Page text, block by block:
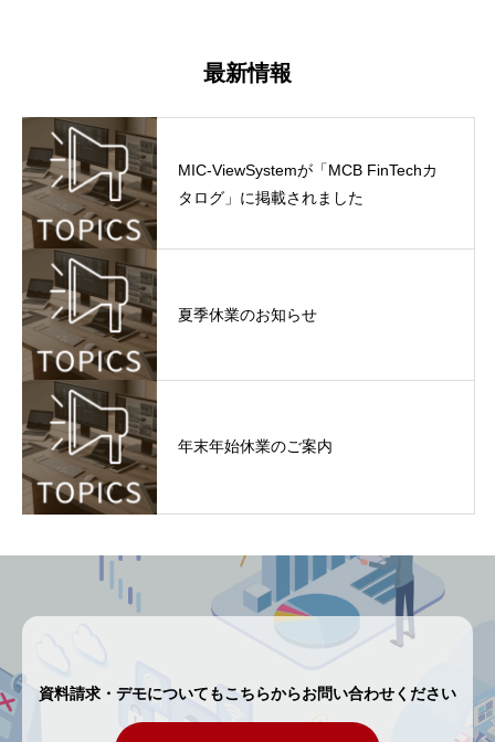
最新情報
MIC-ViewSystemが「MCB FinTechカ
タログ」に掲載されました
夏季休業のお知らせ
年末年始休業のご案内
資料請求・デモについてもこちらからお問い合わせください